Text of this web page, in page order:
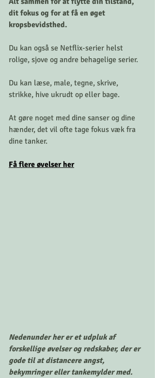
dit fokus og for at få en øget
kropsbevidsthed.
Du kan også se Netflix-serier helst
rolige, sjove og andre behagelige serier.
Du kan læse, male, tegne, skrive,
strikke, hive ukrudt op eller bage.
At gøre noget med dine sanser og dine
hænder, det vil ofte tage fokus væk fra
dine tanker.
Få flere øvelser her
Nedenunder her er et udpluk af
forskellige øvelser og redskaber, der er
gode til at distancere angst,
bekymringer eller tankemylder med.